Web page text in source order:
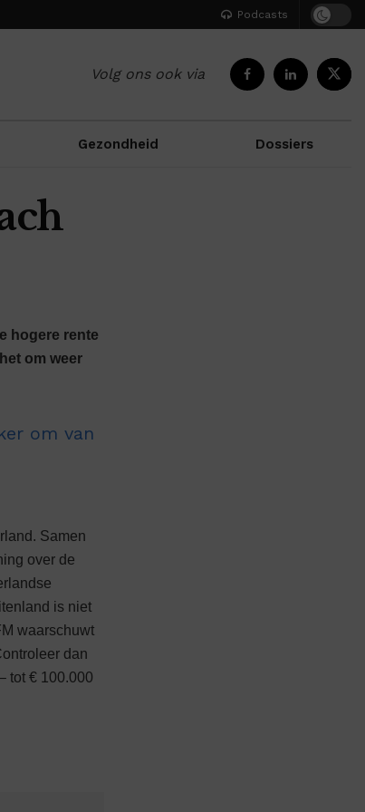
Podcasts
Volg ons ook via
Gezondheid Dossiers
hogere rente
om weer
Samen
over de
is niet
waarschuwt
dan
tot € 100.000